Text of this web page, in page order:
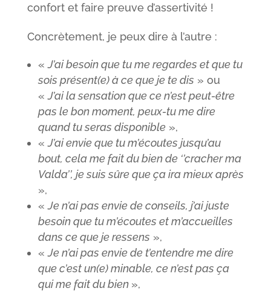
confort et faire preuve d’assertivité !
Concrètement, je peux dire à l’autre :
«J’ai besoin que tu me regardes et que tu
sois présent(e) à ce que je te dis » ou
«J’ai la sensation que ce n’est peut-être
pas le bon moment, peux-tu me dire
quand tu seras disponible»,
«J’ai envie que tu m’écoutes jusqu’au
bout, cela me fait du bien de ‘’cracher ma
Valda’’, je suis sûre que ça ira mieux après
»,
«Je n’ai pas envie de conseils, j’ai juste
besoin que tu m’écoutes et m’accueilles
dans ce que je ressens »,
«Je n’ai pas envie de t’entendre me dire
que c’est un(e) minable, ce n’est pas ça
qui me fait du bien »,